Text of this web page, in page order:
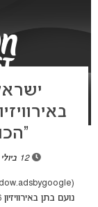
12 ביולי 2026